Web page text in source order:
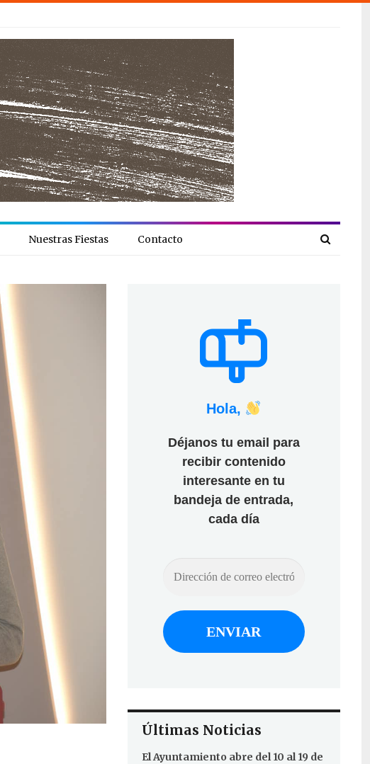
Nuestras Fiestas Contacto
Hola,
Déjanos tu email para
recibir contenido
interesante en tu
bandeja de entrada,
cada día
Últimas Noticias
El Ayuntamiento abre del 10 al 19 de